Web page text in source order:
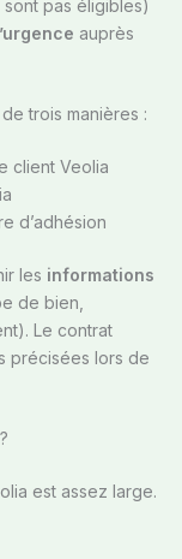
pas éligibles)
auprès
trois manières :
client Veolia
d’adhésion
les informations
de bien,
Le contrat
précisées lors de
est assez large.